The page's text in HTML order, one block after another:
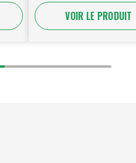
VOIR LE PRODUIT